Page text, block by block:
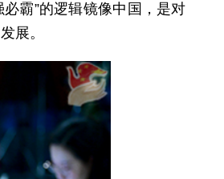
霸”的逻辑镜像中国，是对
展。